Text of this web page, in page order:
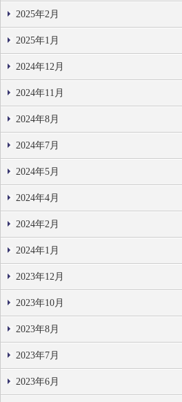
2025年2月
2025年1月
2024年12月
2024年11月
2024年8月
2024年7月
2024年5月
2024年4月
2024年2月
2024年1月
2023年12月
2023年10月
2023年8月
2023年7月
2023年6月